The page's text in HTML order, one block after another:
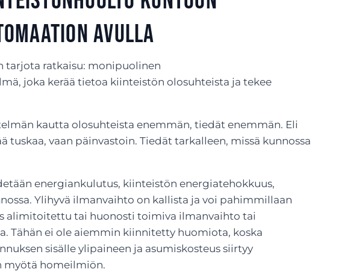
avulla
tarjota ratkaisu: monipuolinen
joka kerää tietoa kiinteistön olosuhteista ja tekee
kautta olosuhteista enemmän, tiedät enemmän. Eli
tuskaa, vaan päinvastoin. Tiedät tarkalleen, missä kunnossa
energiankulutus, kiinteistön energiatehokkuus,
Ylihyvä ilmanvaihto on kallista ja voi pahimmillaan
alimitoitettu tai huonosti toimiva ilmanvaihto tai
Tähän ei ole aiemmin kiinnitetty huomiota, koska
sisälle ylipaineen ja asumiskosteus siirtyy
myötä homeilmiön.